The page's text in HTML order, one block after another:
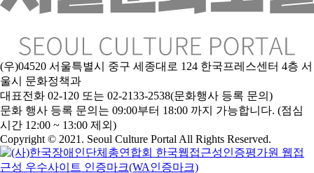
(우)04520 서울특별시 중구 세종대로 124 한국프레스센터 4층 서
울시 문화정책과
대표전화 02-120 또는 02-2133-2538(문화행사 등록 문의)
문화 행사 등록 문의는 09:00부터 18:00 까지 가능합니다. (점심
시간 12:00 ~ 13:00 제외)
Copyright © 2021. Seoul Culture Portal All Rights Reserved.